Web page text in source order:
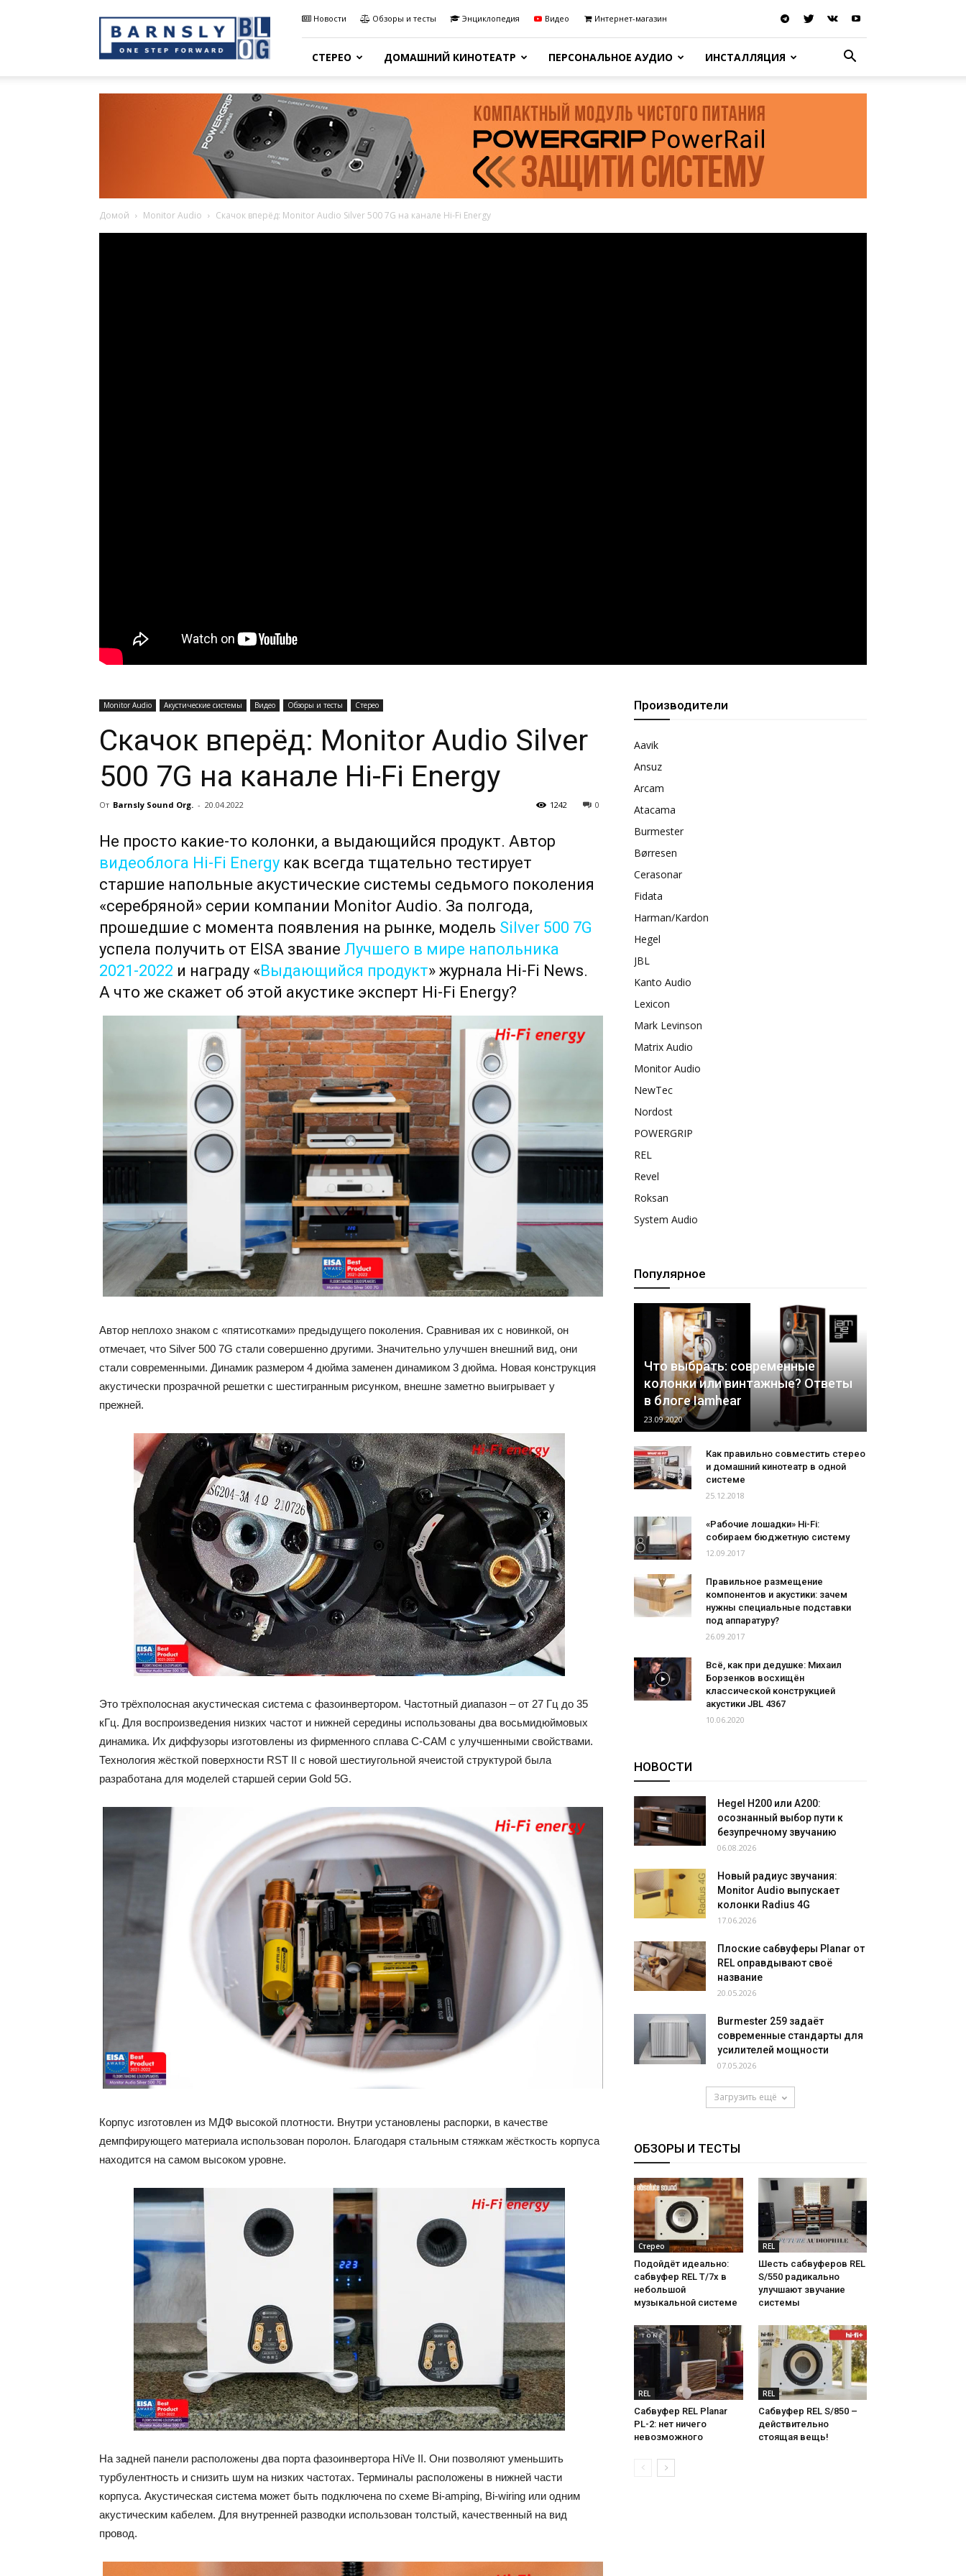
Sound
Blog
Новости Обзоры и тесты Энциклопедия Видео Интернет-магазин
СТЕРЕО ДОМАШНИЙ КИНОТЕАТР ПЕРСОНАЛЬНОЕ АУДИО ИНСТАЛЛЯЦИЯ
Домой Monitor Audio Скачок вперёд: Monitor Audio Silver 500 7G на канале Hi-Fi Energy
Monitor Audio Акустические системы Видео Обзоры и тесты Стерео
Скачок вперёд: Monitor Audio Silver
500 7G на канале Hi-Fi Energy
От Barnsly Sound Org. - 20.04.2022 0
1242
Не просто какие-то колонки, а выдающийся продукт. Автор
видеоблога Hi-Fi Energy как всегда тщательно тестирует
старшие напольные акустические системы седьмого поколения
«серебряной» серии компании Monitor Audio. За полгода,
прошедшие с момента появления на рынке, модель Silver 500 7G
успела получить от EISA звание Лучшего в мире напольника
2021-2022 и награду «Выдающийся продукт» журнала Hi-Fi News.
А что же скажет об этой акустике эксперт Hi-Fi Energy?
Автор неплохо знаком с «пятисотками» предыдущего поколения. Сравнивая их с новинкой, он
отмечает, что Silver 500 7G стали совершенно другими. Значительно улучшен внешний вид, они
стали современными. Динамик размером 4 дюйма заменен динамиком 3 дюйма. Новая конструкция
акустически прозрачной решетки с шестигранным рисунком, внешне заметно выигрывает у
прежней.
Это трёхполосная акустическая система с фазоинвертором. Частотный диапазон – от 27 Гц до 35
кГц. Для воспроизведения низких частот и нижней середины использованы два восьмидюймовых
динамика. Их диффузоры изготовлены из фирменного сплава С-CAM с улучшенными свойствами.
Технология жёсткой поверхности RST II с новой шестиугольной ячеистой структурой была
разработана для моделей старшей серии Gold 5G.
Корпус изготовлен из МДФ высокой плотности. Внутри установлены распорки, в качестве
демпфирующего материала использован поролон. Благодаря стальным стяжкам жёсткость корпуса
находится на самом высоком уровне.
На задней панели расположены два порта фазоинвертора HiVe II. Они позволяют уменьшить
турбулентность и снизить шум на низких частотах. Терминалы расположены в нижней части
корпуса. Акустическая система может быть подключена по схеме Bi-amping, Bi-wiring или одним
акустическим кабелем. Для внутренней разводки использован толстый, качественный на вид
провод.
Производители
Aavik
Ansuz
Arcam
Atacama
Burmester
Børresen
Cerasonar
Fidata
Harman/Kardon
Hegel
JBL
Kanto Audio
Lexicon
Mark Levinson
Matrix Audio
Monitor Audio
NewTec
Nordost
POWERGRIP
REL
Revel
Roksan
System Audio
Популярное
Что выбрать: современные
колонки или винтажные? Ответы
в блоге Iamhear
23.09.2020
Как правильно совместить стерео
и домашний кинотеатр в одной
системе
25.12.2018
«Рабочие лошадки» Hi-Fi:
собираем бюджетную систему
12.09.2017
Правильное размещение
компонентов и акустики: зачем
нужны специальные подставки
под аппаратуру?
26.09.2017
Всё, как при дедушке: Михаил
Борзенков восхищён
классической конструкцией
акустики JBL 4367
10.06.2020
НОВОСТИ
Hegel H200 или A200:
осознанный выбор пути к
безупречному звучанию
06.08.2026
Новый радиус звучания:
Monitor Audio выпускает
колонки Radius 4G
17.06.2026
Плоские сабвуферы Planar от
REL оправдывают своё
название
20.05.2026
Burmester 259 задаёт
современные стандарты для
усилителей мощности
07.05.2026
Загрузить ещё
ОБЗОРЫ И ТЕСТЫ
Стерео
Подойдёт идеально:
сабвуфер REL T/7x в
небольшой
музыкальной системе
REL
Шесть сабвуферов REL
S/550 радикально
улучшают звучание
системы
REL
Сабвуфер REL Planar
PL-2: нет ничего
невозможного
REL
Сабвуфер REL S/850 –
действительно
стоящая вещь!